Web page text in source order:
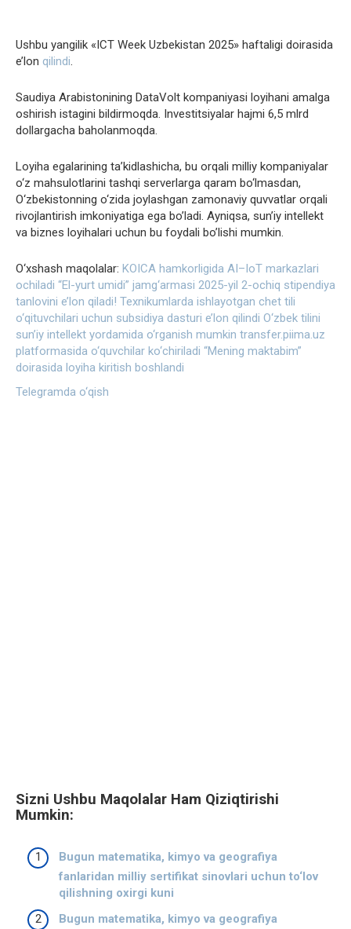
Ushbu yangilik «ICT Week Uzbekistan 2025» haftaligi doirasida
e’lon qilindi.
Saudiya Arabistonining DataVolt kompaniyasi loyihani amalga
oshirish istagini bildirmoqda. Investitsiyalar hajmi 6,5 mlrd
dollargacha baholanmoqda.
Loyiha egalarining ta’kidlashicha, bu orqali milliy kompaniyalar
o‘z mahsulotlarini tashqi serverlarga qaram bo‘lmasdan,
O‘zbekistonning o‘zida joylashgan zamonaviy quvvatlar orqali
rivojlantirish imkoniyatiga ega bo’ladi. Ayniqsa, sun’iy intellekt
va biznes loyihalari uchun bu foydali bo’lishi mumkin.
O‘xshash maqolalar: KOICA hamkorligida AI–IoT markazlari
ochiladi “El-yurt umidi” jamg‘armasi 2025-yil 2-ochiq stipendiya
tanlovini e’lon qiladi! Texnikumlarda ishlayotgan chet tili
o‘qituvchilari uchun subsidiya dasturi e’lon qilindi O‘zbek tilini
sun’iy intellekt yordamida o‘rganish mumkin transfer.piima.uz
platformasida o‘quvchilar ko‘chiriladi “Mening maktabim”
doirasida loyiha kiritish boshlandi
Telegramda o‘qish
Sizni Ushbu Maqolalar Ham Qiziqtirishi
Mumkin:
Bugun matematika, kimyo va geografiya
fanlaridan milliy sertifikat sinovlari uchun to‘lov
qilishning oxirgi kuni
Bugun matematika, kimyo va geografiya